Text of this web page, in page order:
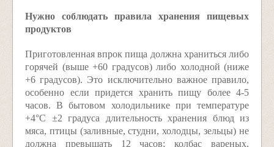
Нужно соблюдать правила хранения пищевых
продуктов
Приготовленная впрок пища должна храниться либо
горячей (выше +60 градусов) либо холодной (ниже
+6 градусов). Это исключительно важное правило,
особенно если придется хранить пищу более 4-5
часов. В бытовом холодильнике при температуре
+4°С ±2 градуса длительность хранения блюд из
мяса, птицы (заливные, студни, холодцы, зельцы) не
должна превышать 12 часов; колбас вареных,